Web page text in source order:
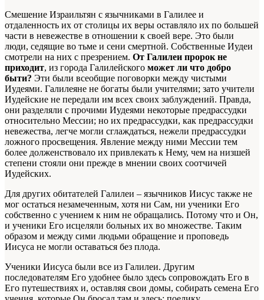
Смешение Израильтян с язычниками в Галилее и
отдаленность их от столицы их веры оставляло их по большей
части в невежестве в отношении к своей вере. Это были
люди, седящие во тьме и сени смертной. Собственные Иудеи
смотрели на них с презрением. От Галилеи пророк не
приходит, из города Галилейского может ли что добро
быти? Эти были всеобщие поговорки между чистыми
Иудеями. Галилеяне не богаты были учителями; зато учители
Иудейские не передали им всех своих заблуждений. Правда,
они разделяли с прочими Иудеями некоторые предрассудки
относительно Мессии; но их предрассудки, как предрассудки
невежества, легче могли сглаждаться, нежели предрассудки
ложного просвещения. Явление между ними Мессии тем
более долженствовало их привлекать к Нему, чем на низшей
степени стояли они прежде в мнении своих соотчичей
Иудейских.
Для других обитателей Галилеи – язычников Иисус также не
мог остаться незамеченным, хотя ни Сам, ни ученики Его
собственно с учением к ним не обращались. Потому что и Он,
и ученики Его исцеляли больных их во множестве. Таким
образом и между сими людьми обращение и проповедь
Иисуса не могли оставаться без плода.
Ученики Иисуса были все из Галилеи. Другим
последователям Его удобнее было здесь сопровождать Его в
Его путешествиях и, оставляя свои домы, собирать семена Его